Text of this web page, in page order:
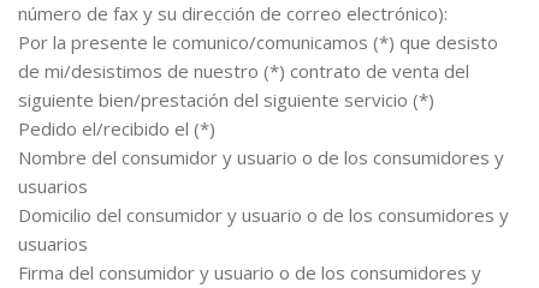
número de fax y su dirección de correo electrónico):
Por la presente le comunico/comunicamos (*) que desisto
de mi/desistimos de nuestro (*) contrato de venta del
siguiente bien/prestación del siguiente servicio (*)
Pedido el/recibido el (*)
Nombre del consumidor y usuario o de los consumidores y
usuarios
Domicilio del consumidor y usuario o de los consumidores y
usuarios
Firma del consumidor y usuario o de los consumidores y